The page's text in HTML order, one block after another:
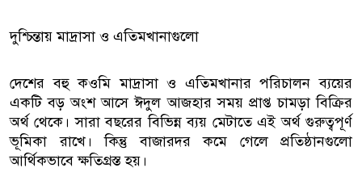
দুশ্চিন্তায় মাদ্রাসা ও এতিমখানাগুলো
দেশের বহু কওমি মাদ্রাসা ও এতিমখানার পরিচালন ব্যয়ের
একটি বড় অংশ আসে ঈদুল আজহার সময় প্রাপ্ত চামড়া বিক্রির
অর্থ থেকে। সারা বছরের বিভিন্ন ব্যয় মেটাতে এই অর্থ গুরুত্বপূর্ণ
ভূমিকা রাখে। কিন্তু বাজারদর কমে গেলে প্রতিষ্ঠানগুলো
আর্থিকভাবে ক্ষতিগ্রস্ত হয়।